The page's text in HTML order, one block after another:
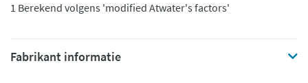
1 Berekend volgens 'modified Atwater's factors'
Fabrikant informatie